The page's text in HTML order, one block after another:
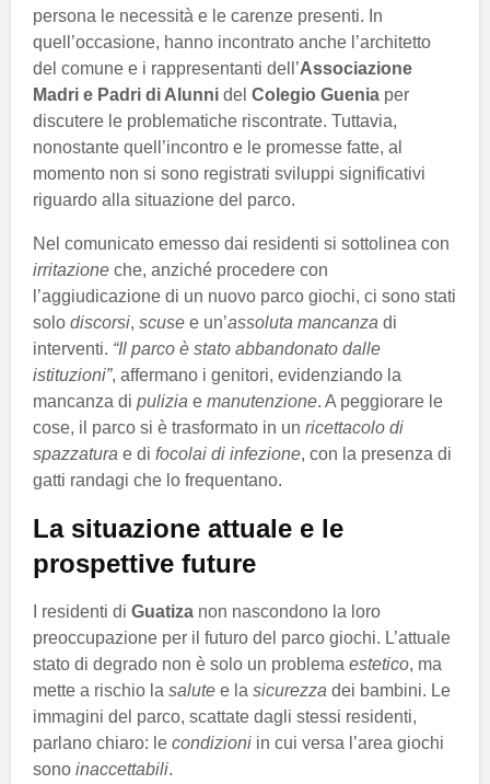
persona le necessità e le carenze presenti. In
quell’occasione, hanno incontrato anche l’architetto
del comune e i rappresentanti dell’Associazione
Madri e Padri di Alunni del Colegio Guenia per
discutere le problematiche riscontrate. Tuttavia,
nonostante quell’incontro e le promesse fatte, al
momento non si sono registrati sviluppi significativi
riguardo alla situazione del parco.
Nel comunicato emesso dai residenti si sottolinea con
irritazione che, anziché procedere con
l’aggiudicazione di un nuovo parco giochi, ci sono stati
solo discorsi, scuse e un’assoluta mancanza di
interventi. “Il parco è stato abbandonato dalle
istituzioni”, affermano i genitori, evidenziando la
mancanza di pulizia e manutenzione. A peggiorare le
cose, il parco si è trasformato in un ricettacolo di
spazzatura e di focolai di infezione, con la presenza di
gatti randagi che lo frequentano.
La situazione attuale e le
prospettive future
I residenti di Guatiza non nascondono la loro
preoccupazione per il futuro del parco giochi. L’attuale
stato di degrado non è solo un problema estetico, ma
mette a rischio la salute e la sicurezza dei bambini. Le
immagini del parco, scattate dagli stessi residenti,
parlano chiaro: le condizioni in cui versa l’area giochi
sono inaccettabili.